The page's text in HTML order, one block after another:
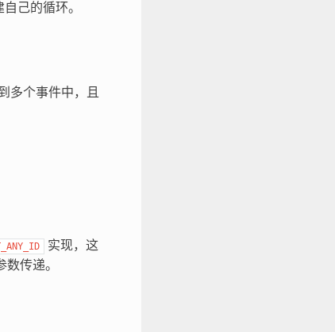
己的循环。
多个事件中，且
实现，这
数传递。